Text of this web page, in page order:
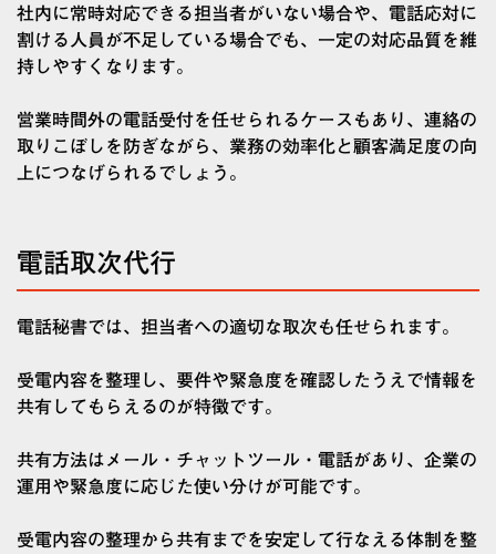
社内に常時対応できる担当者がいない場合や、電話応対に
割ける人員が不足している場合でも、一定の対応品質を維
持しやすくなります。
営業時間外の電話受付を任せられるケースもあり、連絡の
取りこぼしを防ぎながら、業務の効率化と顧客満足度の向
上につなげられるでしょう。
電話取次代行
電話秘書では、担当者への適切な取次も任せられます。
受電内容を整理し、要件や緊急度を確認したうえで情報を
共有してもらえるのが特徴です。
共有方法はメール・チャットツール・電話があり、企業の
運用や緊急度に応じた使い分けが可能です。
受電内容の整理から共有までを安定して行なえる体制を整